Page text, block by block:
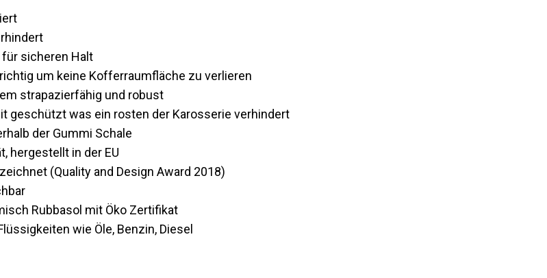
sicheren Halt
um keine Kofferraumfläche zu verlieren
strapazierfähig und robust
geschützt was ein rosten der Karosserie verhindert
der Gummi Schale
hergestellt in der EU
(Quality and Design Award 2018)
Rubbasol mit Öko Zertifikat
wie Öle, Benzin, Diesel